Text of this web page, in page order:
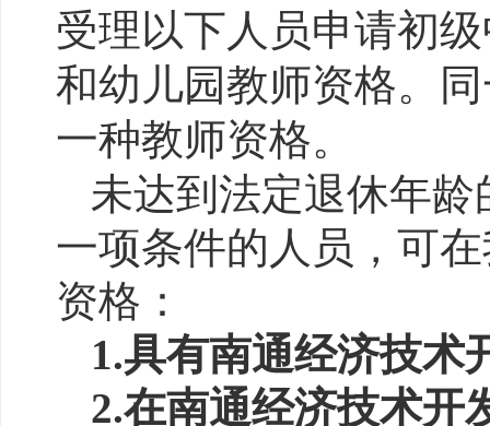
受理以下人员申请初
和幼儿园教师资格。
一种教师资格。
未达到法定退休年龄
一项条件的人员，可
资格：
1.具有南通经济技术
2.在南通经济技术开